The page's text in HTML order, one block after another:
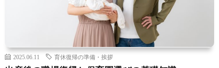
2025.06.11 育休復帰の準備・挨拶